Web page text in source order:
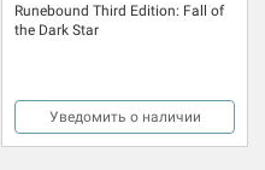
Runebound Third Edition: Fall of
the Dark Star
Уведомить о наличии